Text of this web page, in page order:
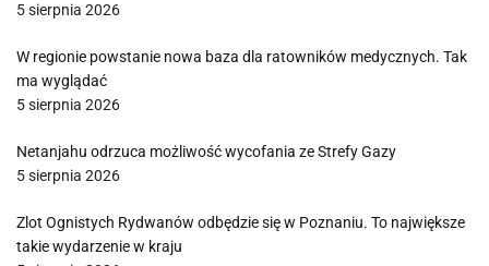
5 sierpnia 2026
W regionie powstanie nowa baza dla ratowników medycznych. Tak
ma wyglądać
5 sierpnia 2026
Netanjahu odrzuca możliwość wycofania ze Strefy Gazy
5 sierpnia 2026
Zlot Ognistych Rydwanów odbędzie się w Poznaniu. To największe
takie wydarzenie w kraju